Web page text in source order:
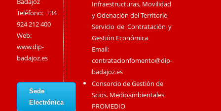
Teléfono: +34
924 212 400
Web:
www.dip-
badajoz.es
Sede
Electrónica
Infraestructuras, Movilidad
y Odenación del Territorio
Servicio de Contratación y
Gestión Económica
Email:
contratacionfomento@dip-
badajoz.es
Consorcio de Gestión de
Scios. Medioambientales
PROMEDIO